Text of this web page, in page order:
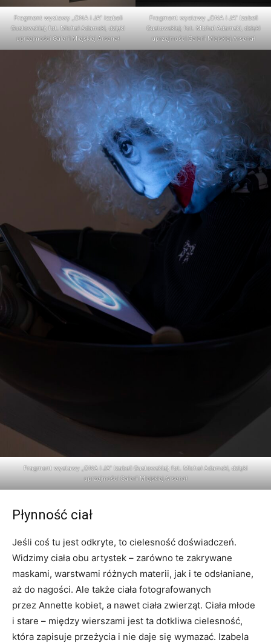
Fragment wystawy „ONA i JA” Izabeli
Gustowskiej; fot. Michał Adamski, dzięki
uprzejmości Galerii Miejskiej Arsenał
Fragment wystawy „ONA i JA” Izabeli
Gustowskiej; fot. Michał Adamski, dzięki
uprzejmości Galerii Miejskiej Arsenał
Fragment wystawy „ONA i JA” Izabeli Gustowskiej; fot. Michał Adamski, dzięki
uprzejmości Galerii Miejskiej Arsenał
Płynność ciał
Jeśli coś tu jest odkryte, to cielesność doświadczeń.
Widzimy ciała obu artystek – zarówno te zakrywane
maskami, warstwami różnych materii, jak i te odsłaniane,
aż do nagości. Ale także ciała fotografowanych
przez Annette kobiet, a nawet ciała zwierząt. Ciała młode
i stare – między wierszami jest ta dotkliwa cielesność,
która zapisuje przeżycia i nie daje się wymazać. Izabela